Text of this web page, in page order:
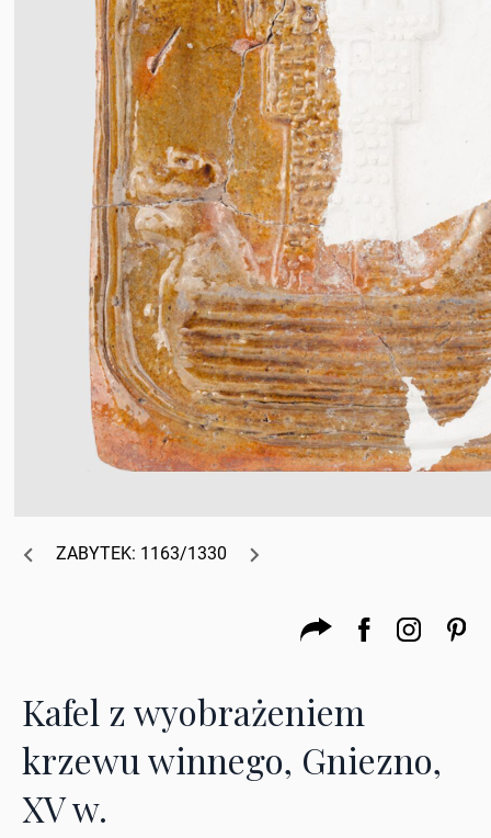
ZABYTEK: 1163/1330
Kafel z wyobrażeniem
krzewu winnego, Gniezno,
XV w.